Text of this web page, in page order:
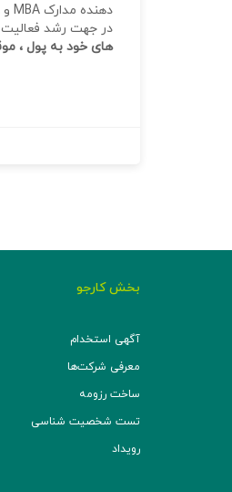
دهنده مدارک MBA و DBA است و سالانه بیش از ۲۸ اجلاس و همایش با برند تجاری معروف خود برگزار می کند.
در جهت رشد فعالیت
های خود به پول ،
بخش کارجو
آگهی استخدام
معرفی شرکت‌ها
ساخت رزومه
تست شخصیت شناسی
رویداد